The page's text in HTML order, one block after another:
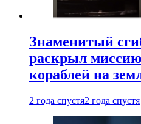
Знаменитый
раскрыл
кораблей на
2 года спустя2 года спустя